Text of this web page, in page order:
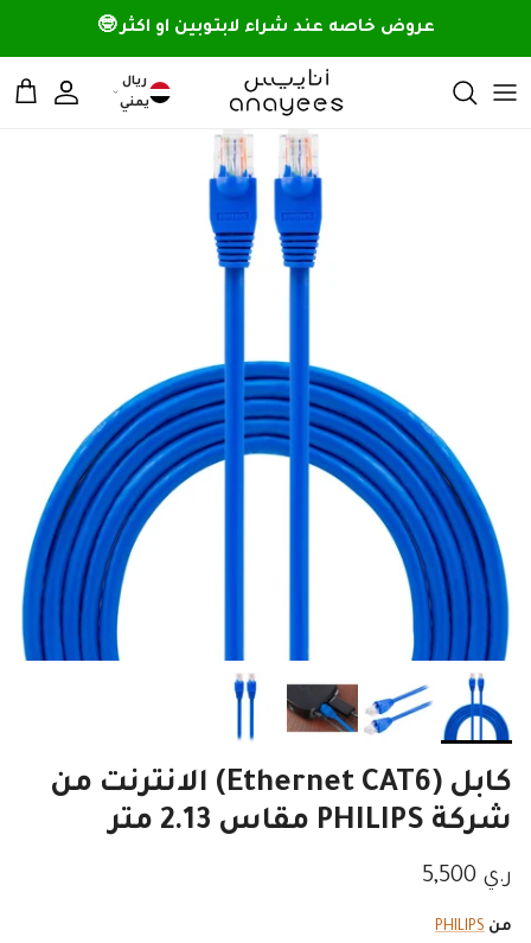
عروض خاصه عند شراء لابتوبين او اكثر 🤓
ريال
يمني
الحساب
سلة
كابل (Ethernet CAT6) الانترنت من
شركة PHILIPS مقاس 2.13 متر
السعر الاصلي
ر.ي 5,500
من PHILIPS